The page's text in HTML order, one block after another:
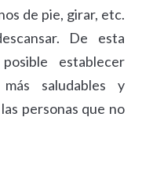
de pie, girar, etc.
De esta
establecer
saludables y
personas que no